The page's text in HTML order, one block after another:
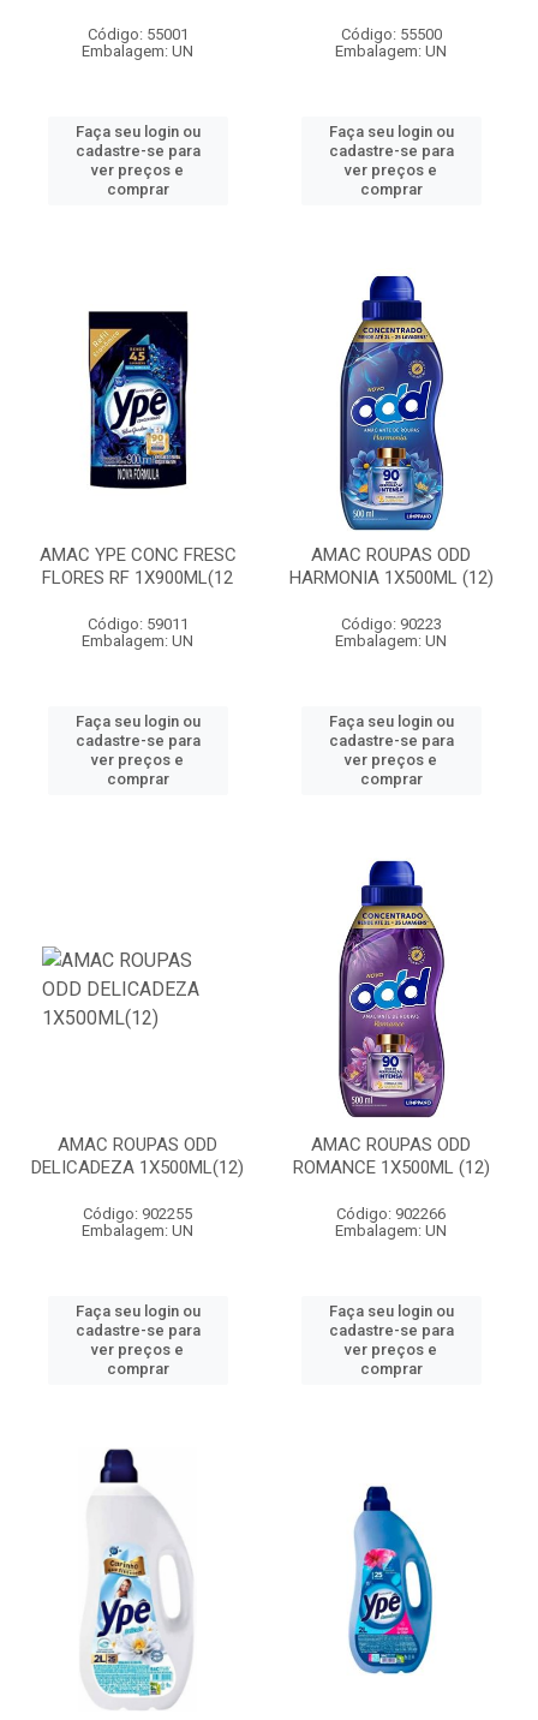
Código: 55001
Embalagem: UN
Faça seu login ou
cadastre-se para
ver preços e
comprar
Código: 55500
Embalagem: UN
Faça seu login ou
cadastre-se para
ver preços e
comprar
AMAC YPE CONC FRESC
FLORES RF 1X900ML(12
Código: 59011
Embalagem: UN
Faça seu login ou
cadastre-se para
ver preços e
comprar
AMAC ROUPAS ODD
HARMONIA 1X500ML (12)
Código: 90223
Embalagem: UN
Faça seu login ou
cadastre-se para
ver preços e
comprar
AMAC ROUPAS ODD
DELICADEZA 1X500ML(12)
Código: 902255
Embalagem: UN
Faça seu login ou
cadastre-se para
ver preços e
comprar
AMAC ROUPAS ODD
ROMANCE 1X500ML (12)
Código: 902266
Embalagem: UN
Faça seu login ou
cadastre-se para
ver preços e
comprar